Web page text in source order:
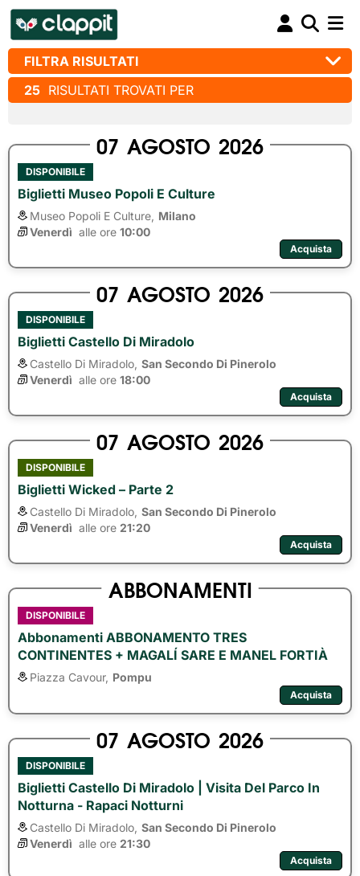
FILTRA RISULTATI
25 RISULTATI TROVATI PER
07 AGOSTO 2026
DISPONIBILE
Biglietti Museo Popoli E Culture
Museo Popoli E Culture, Milano
Venerdì alle ore 10:00
Acquista
07 AGOSTO 2026
DISPONIBILE
Biglietti Castello Di Miradolo
Castello Di Miradolo, San Secondo Di Pinerolo
Venerdì alle ore 18:00
Acquista
07 AGOSTO 2026
DISPONIBILE
Biglietti Wicked – Parte 2
Castello Di Miradolo, San Secondo Di Pinerolo
Venerdì alle ore 21:20
Acquista
ABBONAMENTI
DISPONIBILE
Abbonamenti ABBONAMENTO TRES
CONTINENTES + MAGALÍ SARE E MANEL FORTIÀ
Piazza Cavour, Pompu
Acquista
07 AGOSTO 2026
DISPONIBILE
Biglietti Castello Di Miradolo | Visita Del Parco In
Notturna - Rapaci Notturni
Castello Di Miradolo, San Secondo Di Pinerolo
Venerdì alle ore 21:30
Acquista